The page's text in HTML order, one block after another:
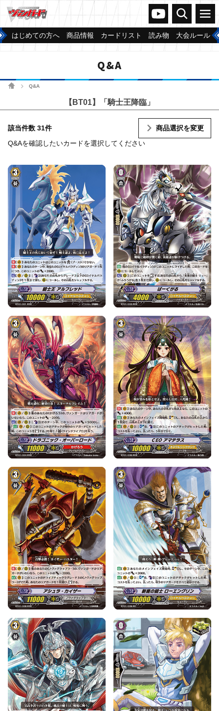
ヴァンガードch
検索 メニュー
はじめての方へ 商品情報 カードリスト 読み物 大会ルール
Q&A
ホームQ&A
【BT01】「騎士王降臨」
該当件数 31件
商品選択を変更
Q&Aを確認したいカードを選択してください